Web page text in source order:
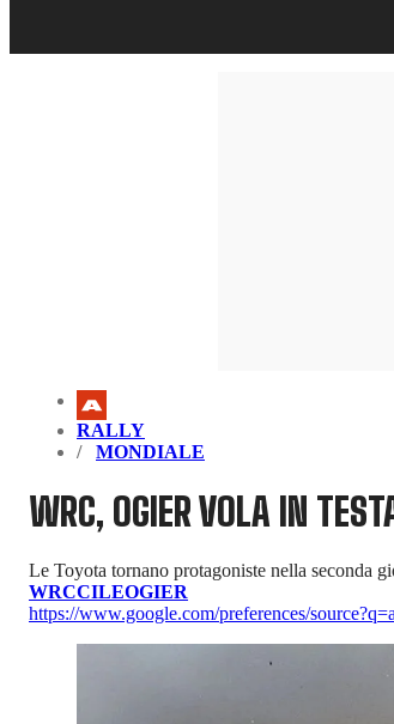
RALLY
MONDIALE
WRC, OGIER VOLA IN
Le Toyota tornano protagoniste nella seconda
WRCCILEOGIER
https://www.google.com/preferences/